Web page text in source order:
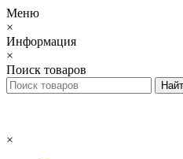
Меню
×
Информация
×
Поиск товаров
×